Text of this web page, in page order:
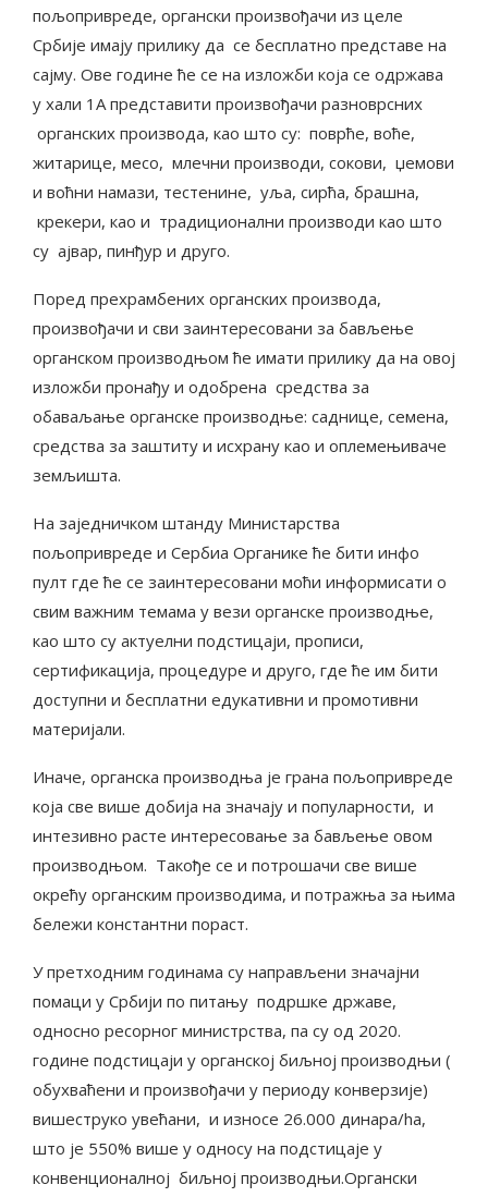
пољопривреде, органски произвођачи из целе
Србије имају прилику да се бесплатно представе на
сајму. Ове године ће се на изложби која се одржава
у хали 1А представити произвођачи разноврсних
органских производа, као што су: поврће, воће,
житарице, месо, млечни производи, сокови, џемови
и воћни намази, тестенине, уља, сирћа, брашна,
крекери, као и традиционални производи као што
су ајвар, пинђур и друго.
Поред прехрамбених органских производа,
произвођачи и сви заинтересовани за бављење
органском производњом ће имати прилику да на овој
изложби пронађу и одобрена средства за
обаваљање органске производње: саднице, семена,
средства за заштиту и исхрану као и оплемењиваче
земљишта.
На заједничком штанду Министарства
пољопривреде и Сербиа Органике ће бити инфо
пулт где ће се заинтересовани моћи информисати о
свим важним темама у вези органске производње,
као што су актуелни подстицаји, прописи,
сертификација, процедуре и друго, где ће им бити
доступни и бесплатни едукативни и промотивни
материјали.
Иначе, органска производња је грана пољопривреде
која све више добија на значају и популарности, и
интезивно расте интересовање за бављење овом
производњом. Такође се и потрошачи све више
окрећу органским производима, и потражња за њима
бележи константни пораст.
У претходним годинама су направљени значајни
помаци у Србији по питању подршке државе,
односно ресорног министрства, па су од 2020.
године подстицаји у органској биљној производњи (
обухваћени и произвођачи у периоду конверзије)
вишеструко увећани, и износе 26.000 динара/ha,
што је 550% више у односу на подстицаје у
конвенционалној биљној производњи.Органски